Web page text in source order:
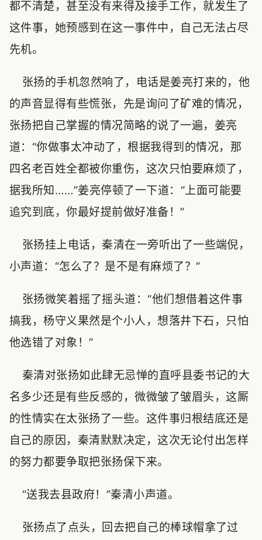
都不清楚，甚至没有来得及接手工作，就发生了
这件事，她预感到在这一事件中，自己无法占尽
先机。
张扬的手机忽然响了，电话是姜亮打来的，他
的声音显得有些慌张，先是询问了矿难的情况，
张扬把自己掌握的情况简略的说了一遍，姜亮
道：“你做事太冲动了，根据我得到的情况，那
四名老百姓全都被你重伤，这次只怕要麻烦了，
据我所知……”姜亮停顿了一下道：“上面可能要
追究到底，你最好提前做好准备！”
张扬挂上电话，秦清在一旁听出了一些端倪，
小声道：“怎么了？是不是有麻烦了？”
张扬微笑着摇了摇头道：“他们想借着这件事
搞我，杨守义果然是个小人，想落井下石，只怕
他选错了对象！”
秦清对张扬如此肆无忌惮的直呼县委书记的大
名多少还是有些反感的，微微皱了皱眉头，这厮
的性情实在太张扬了一些。这件事归根结底还是
自己的原因，秦清默默决定，这次无论付出怎样
的努力都要争取把张扬保下来。
“送我去县政府！”秦清小声道。
张扬点了点头，回去把自己的棒球帽拿了过